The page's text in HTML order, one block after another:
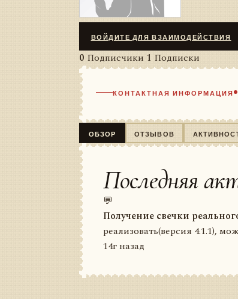
ВОЙДИТЕ ДЛЯ ВЗАИМОДЕЙСТВИЯ
0 Подписчики 1 Подписки
КОНТАКТНАЯ ИНФОРМАЦИЯ
ОБЗОР ОТЗЫВОВ
Последняя
💬
Получение свечки
реализовать(версия 4.1.1),
14г назад